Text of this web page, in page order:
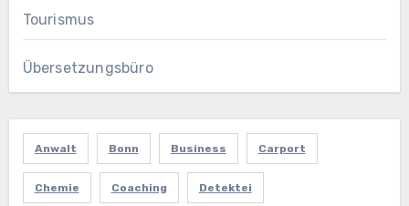
Tourismus
Übersetzungsbüro
Anwalt Bonn Business Carport
Chemie Coaching Detektei